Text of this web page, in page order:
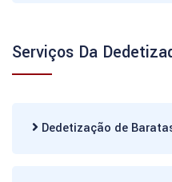
Serviços Da
Dedetização de